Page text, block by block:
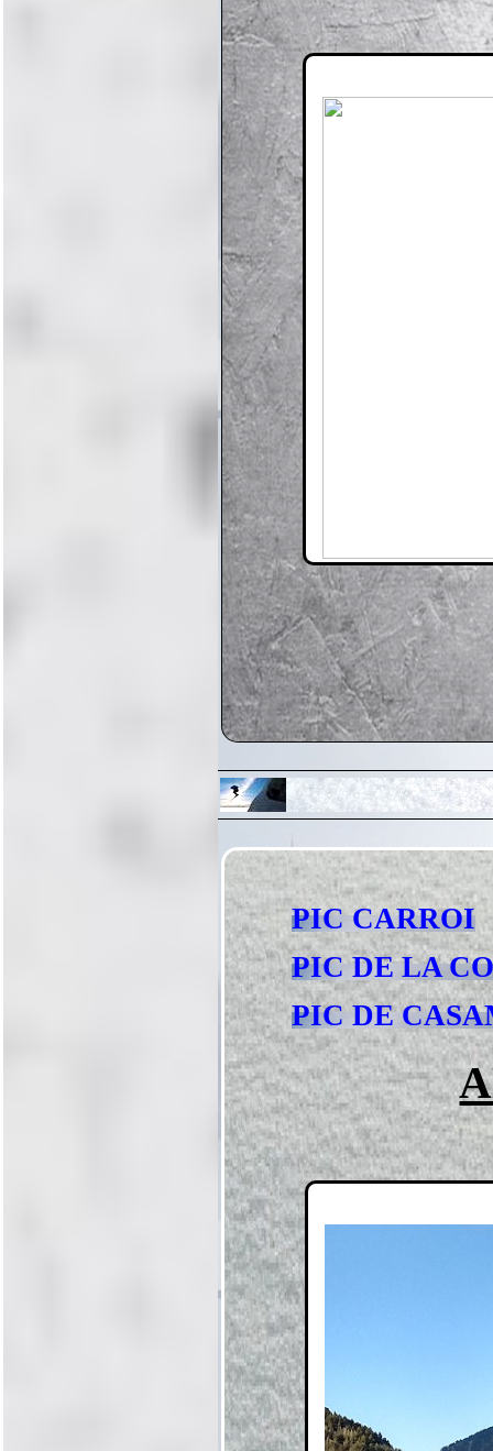
PIC CARROI
PIC DE LA
PIC DE